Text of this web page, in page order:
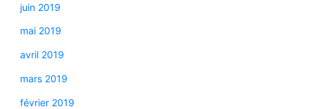
juin 2019
mai 2019
avril 2019
mars 2019
février 2019